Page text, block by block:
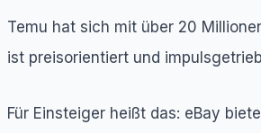
Temu hat sich mit über 20
ist preisorientiert und
Für Einsteiger heißt das: eBay